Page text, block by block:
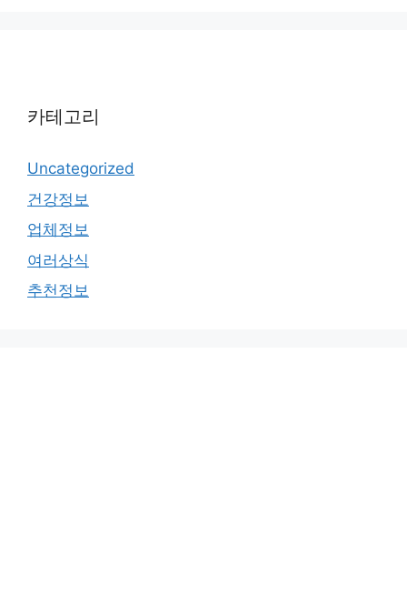
카테고리
Uncategorized
건강정보
업체정보
여러상식
추천정보